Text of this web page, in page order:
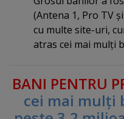
(Antena 1, Pro TV
cu multe site-uri,
atras cei mai mulţi
BANI PENTRU
cei mai mulţi